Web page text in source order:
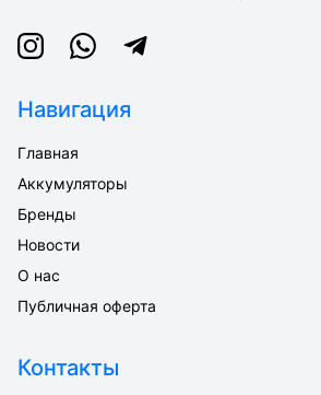
InstagramWhatsappTelegram
Навигация
Главная
Аккумуляторы
Бренды
Новости
О нас
Публичная оферта
Контакты